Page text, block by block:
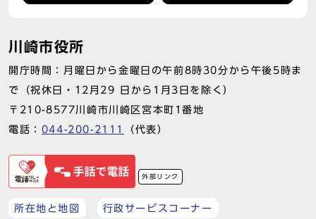
川崎市役所
開庁時間：月曜日から金曜日の午前8時30分から午後5時ま
で（祝休日・12月29 日から1月3日を除く）
〒210-8577川崎市川崎区宮本町1番地
電話： 044-200-2111 （代表）
外部リンク
所在地と地図 行政サービスコーナー